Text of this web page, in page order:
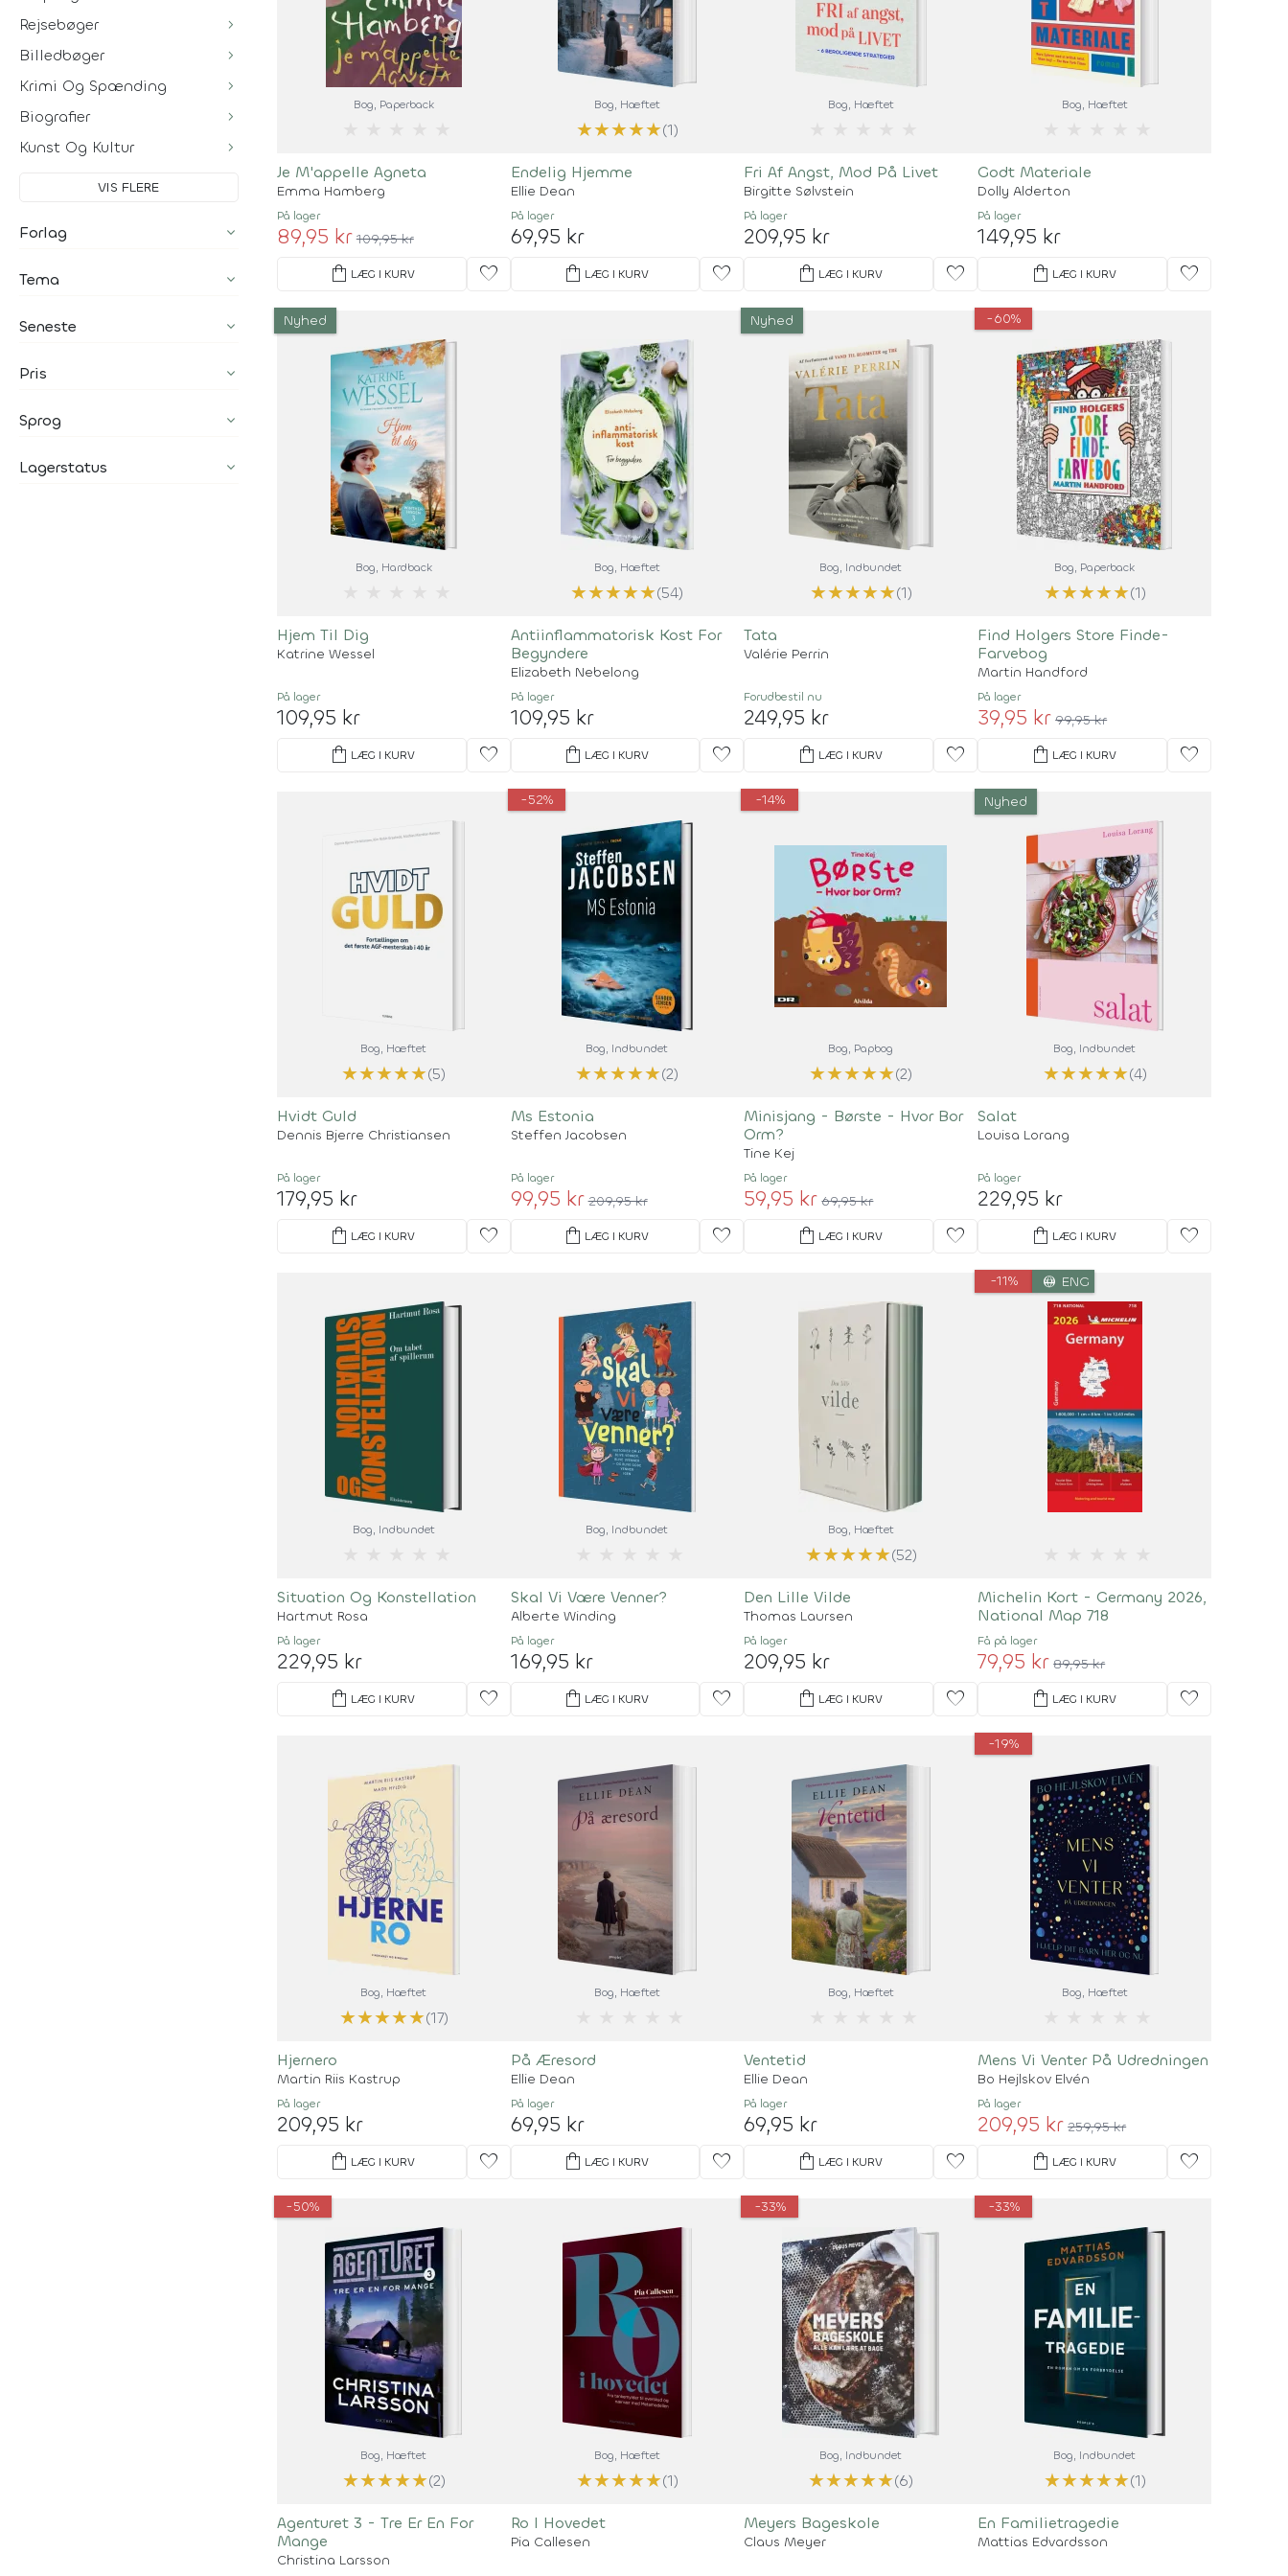
Rejsebøger
Billedbøger
Krimi Og Spænding
Biografier
Kunst Og Kultur
VIS FLERE
Forlag
Tema
Seneste
Pris
Sprog
Lagerstatus
Bog, Paperback
Je M'appelle Agneta
Emma Hamberg
På lager
89,95 kr 109,95 kr
shopping_bag LÆG I KURV favorite
Bog, Hæftet
★★★★★(1)
Endelig Hjemme
Ellie Dean
På lager
69,95 kr
shopping_bag LÆG I KURV favorite
Bog, Hæftet
Fri Af Angst, Mod På Livet
Birgitte Sølvstein
På lager
209,95 kr
shopping_bag LÆG I KURV favorite
Bog, Hæftet
Godt Materiale
Dolly Alderton
På lager
149,95 kr
shopping_bag LÆG I KURV favorite
Nyhed
Bog, Hardback
Hjem Til Dig
Katrine Wessel
På lager
109,95 kr
shopping_bag LÆG I KURV favorite
Bog, Hæftet
★★★★★(54)
Antiinflammatorisk Kost For
Begyndere
Elizabeth Nebelong
På lager
109,95 kr
shopping_bag LÆG I KURV favorite
Nyhed
Bog, Indbundet
★★★★★(1)
Tata
Valérie Perrin
Forudbestil nu
249,95 kr
shopping_bag LÆG I KURV favorite
-60%
Bog, Paperback
★★★★★(1)
Find Holgers Store Finde-
Farvebog
Martin Handford
På lager
39,95 kr 99,95 kr
shopping_bag LÆG I KURV favorite
Bog, Hæftet
★★★★★(5)
Hvidt Guld
Dennis Bjerre Christiansen
På lager
179,95 kr
shopping_bag LÆG I KURV favorite
-52%
Bog, Indbundet
★★★★★(2)
Ms Estonia
Steffen Jacobsen
På lager
99,95 kr 209,95 kr
shopping_bag LÆG I KURV favorite
-14%
Bog, Papbog
★★★★★(2)
Minisjang - Børste - Hvor Bor
Orm?
Tine Kej
På lager
59,95 kr 69,95 kr
shopping_bag LÆG I KURV favorite
Nyhed
Bog, Indbundet
★★★★★(4)
Salat
Louisa Lorang
På lager
229,95 kr
shopping_bag LÆG I KURV favorite
Bog, Indbundet
Situation Og Konstellation
Hartmut Rosa
På lager
229,95 kr
shopping_bag LÆG I KURV favorite
Bog, Indbundet
Skal Vi Være Venner?
Alberte Winding
På lager
169,95 kr
shopping_bag LÆG I KURV favorite
Bog, Hæftet
★★★★★(52)
Den Lille Vilde
Thomas Laursen
På lager
209,95 kr
shopping_bag LÆG I KURV favorite
-11% language ENG
Michelin Kort - Germany 2026,
National Map 718
Få på lager
79,95 kr 89,95 kr
shopping_bag LÆG I KURV favorite
Bog, Hæftet
★★★★★(17)
Hjernero
Martin Riis Kastrup
På lager
209,95 kr
shopping_bag LÆG I KURV favorite
Bog, Hæftet
På Æresord
Ellie Dean
På lager
69,95 kr
shopping_bag LÆG I KURV favorite
Bog, Hæftet
Ventetid
Ellie Dean
På lager
69,95 kr
shopping_bag LÆG I KURV favorite
-19%
Bog, Hæftet
Mens Vi Venter På Udredningen
Bo Hejlskov Elvén
På lager
209,95 kr 259,95 kr
shopping_bag LÆG I KURV favorite
-50%
Bog, Hæftet
★★★★★(2)
Agenturet 3 - Tre Er En For
Mange
Christina Larsson
Bog, Hæftet
★★★★★(1)
Ro I Hovedet
Pia Callesen
-33%
Bog, Indbundet
★★★★★(6)
Meyers Bageskole
Claus Meyer
-33%
Bog, Indbundet
★★★★★(1)
En Familietragedie
Mattias Edvardsson